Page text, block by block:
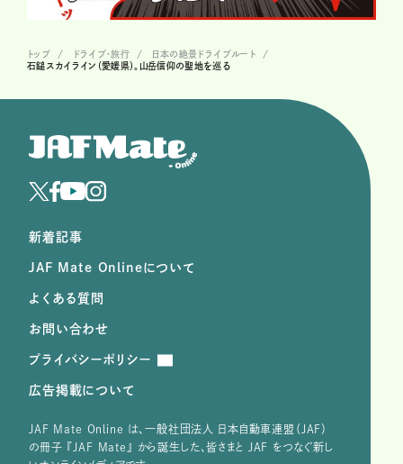
トップ ドライブ･旅行
日本の絶景ドライブルート
石鎚スカイライン（愛媛県）。山岳信仰の聖地を巡る
新着記事
JAF Mate Onlineについて
よくある質問
お問い合わせ
プライバシーポリシー
広告掲載について
JAF Mate Online は、⼀般社団法⼈ ⽇本⾃動⾞連盟（JAF）
の冊子 『JAF Mate』 から誕⽣した、皆さまと JAF をつなぐ新し